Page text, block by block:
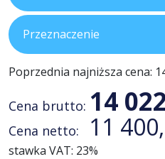
Przeznaczenie
Poprzednia najniższa cena:
Cena brutto: 14
Cena netto: 11
stawka VAT: 23%